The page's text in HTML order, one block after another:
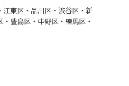
東区・品川区・渋谷区・新
豊島区・中野区・練馬区・